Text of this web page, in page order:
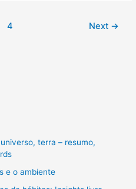
4 Next →
terra – resumo,
e o ambiente